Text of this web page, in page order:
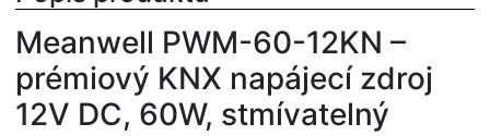
Meanwell PWM-60-12KN –
prémiový KNX napájecí zdroj
12V DC, 60W, stmívatelný